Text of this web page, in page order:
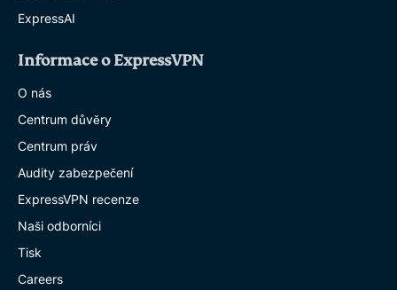
ExpressAI
Informace o ExpressVPN
O nás
Centrum důvěry
Centrum práv
Audity zabezpečení
ExpressVPN recenze
Naši odborníci
Tisk
Careers